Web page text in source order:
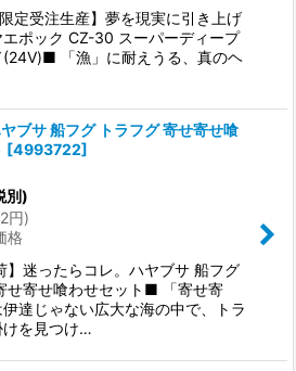
定受注生産】夢を現実に引き上げ
エポック CZ-30 スーパーディープ
(24V)■ 「漁」に耐えうる、真のヘ
ブサ 船フグ トラフグ 寄せ寄せ喰
[4993722]
別)
円)
格
】迷ったらコレ。ハヤブサ 船フグ
せ寄せ喰わせセット■ 「寄せ寄
達じゃない広大な海の中で、トラ
けを見つけ…